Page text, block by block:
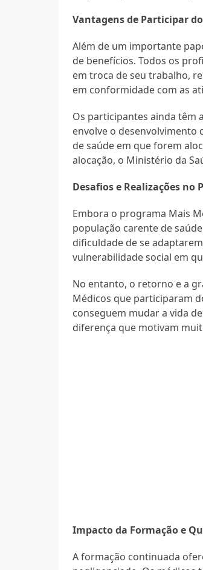
Vantagens de Participar
Além de um importante
de benefícios. Todos os
em troca de seu trabalho,
em conformidade com as
Os participantes ainda têm
envolve o desenvolvimento
de saúde em que forem
alocação, o Ministério da
Desafios e Realizações no
Embora o programa Mais
população carente de
dificuldade de se
vulnerabilidade social em
No entanto, o retorno e a
Médicos que participaram
conseguem mudar a vida
diferença que motivam
Impacto da Formação e
A formação continuada